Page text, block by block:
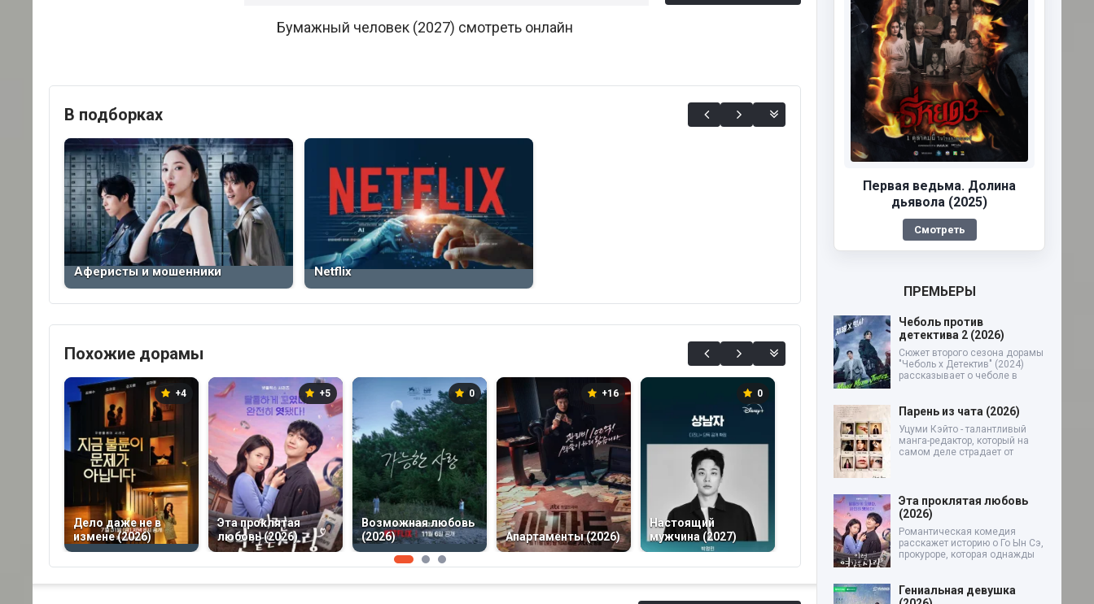
Бумажный человек (2027) смотреть онлайн
В подборках
Аферисты и мошенники Netflix
Похожие дорамы
+4
Дело даже не в
измене (2026)
+5
Эта проклятая
любовь (2026)
0
Возможная любовь
(2026)
+16
Апартаменты (2026)
0
Настоящий
мужчина (2027)
Код: Игра Фауста
команда Саннинг
(2027)
Первая ведьма. Долина
дьявола (2025)
Смотреть
ПРЕМЬЕРЫ
Чеболь против
детектива 2 (2026)
Сюжет второго сезона дорамы
"Чеболь x Детектив" (2024)
рассказывает о чеболе в
Парень из чата (2026)
Уцуми Кэйто - талантливый
манга-редактор, который на
самом деле страдает от
Эта проклятая любовь
(2026)
Романтическая комедия
расскажет историю о Го Ын Сэ,
прокуроре, которая однажды
Гениальная девушка